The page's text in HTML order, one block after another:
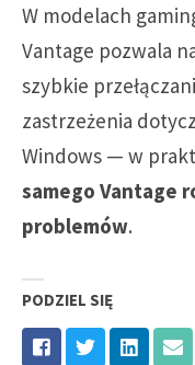
W modelach
Vantage pozwala
szybkie
zastrzeżenia
Windows — w
samego Vantage
problemów.
PODZIEL SIĘ